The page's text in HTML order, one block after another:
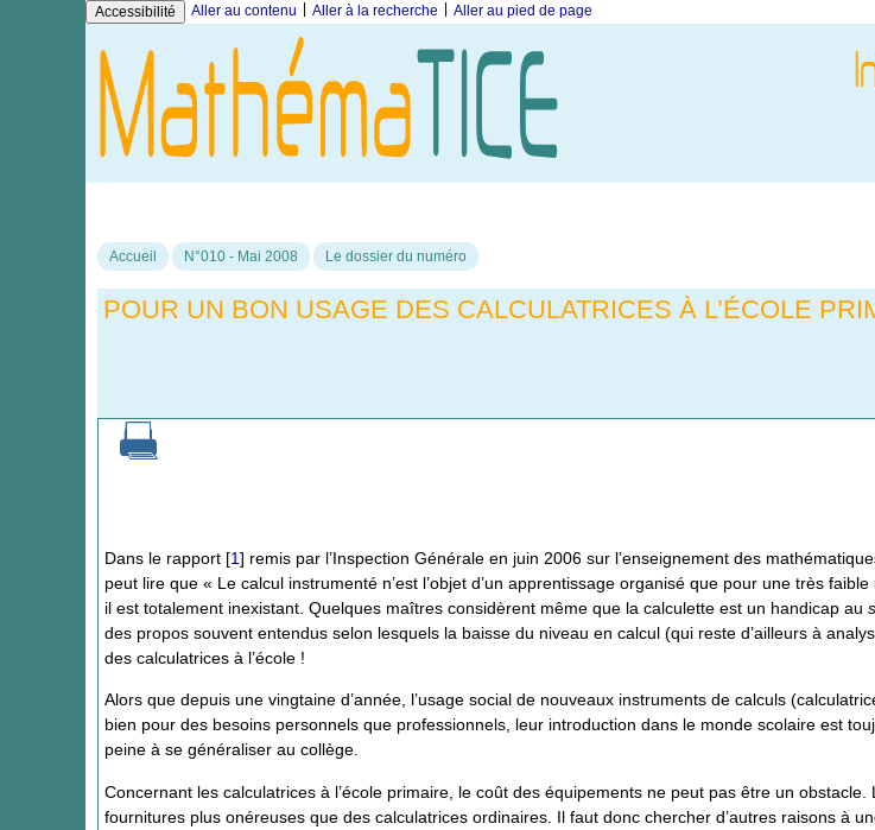
Accessibilité Aller au contenu Aller à la recherche Aller au pied de page
Accueil N°010 - Mai 2008 Le dossier du numéro
POUR UN BON USAGE DES CALCULATRICES À L’ÉCOLE
Dans le rapport [1] remis par l’Inspection Générale en juin 2006 sur l’enseignement des
peut lire que « Le calcul instrumenté n’est l’objet d’un apprentissage organisé que pour une très
il est totalement inexistant. Quelques maîtres considèrent même que la calculette est un handicap au
des propos souvent entendus selon lesquels la baisse du niveau en calcul (qui reste d’ailleurs à
des calculatrices à l’école !
Alors que depuis une vingtaine d’année, l’usage social de nouveaux instruments de calculs
bien pour des besoins personnels que professionnels, leur introduction dans le monde scolaire est
peine à se généraliser au collège.
Concernant les calculatrices à l’école primaire, le coût des équipements ne peut pas être un
fournitures plus onéreuses que des calculatrices ordinaires. Il faut donc chercher d’autres raisons à